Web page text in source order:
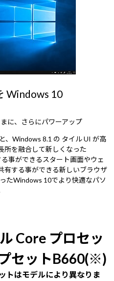
Windows 10
に、さらにパワーアップ
、Windows 8.1 の タイル UI が高
所を融合して新しくなった
事ができるスタート画面やウェ
有する事ができる新しいブラウザ
たWindows 10でより快適なパソ
Core プロセッ
セットB660(※)
トはモデルにより異なりま